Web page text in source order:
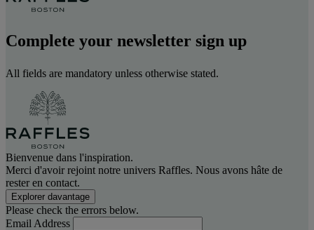
Complete your newsletter sign up
All fields are mandatory unless otherwise stated.
Bienvenue dans l'inspiration.
Merci d'avoir rejoint notre univers Raffles. Nous avons hâte de
rester en contact.
Explorer davantage
Please check the errors below.
Email Address